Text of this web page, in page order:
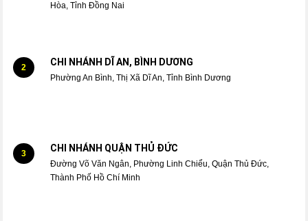
Hòa, Tỉnh Đồng Nai
2 CHI NHÁNH DĨ AN, BÌNH DƯƠNG
Phường An Bình, Thị Xã Dĩ An, Tỉnh Bình Dương
3 CHI NHÁNH QUẬN THỦ ĐỨC
Đường Võ Văn Ngân, Phường Linh Chiểu, Quận Thủ Đức,
Thành Phố Hồ Chí Minh